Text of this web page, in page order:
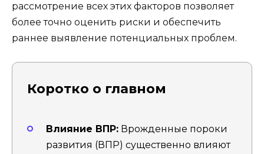
рассмотрение всех этих факторов позволяет
более точно оценить риски и обеспечить
раннее выявление потенциальных проблем.
Коротко о главном
Влияние ВПР: Врожденные пороки
развития (ВПР) существенно влияют